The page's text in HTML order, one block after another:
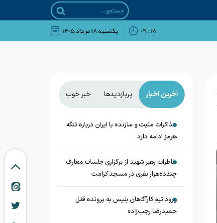
۱۸ : ۰۹ يکشنبه ۱۸ مرداد ۱۴۰۵
آخرین اخبار پربازدیدها خبر خوب
مذاکرات مثبت و سازنده با ایران درباره تنگه
هرمز ادامه دارد
خاطرات رهبر شهید از برگزاری جلسات معارف
چندده‌هزار نفری در مسجد کرامت
ورود تیم کارآگاهان پلیس به پرونده قتل
حمیدرضا رجب‌زاده